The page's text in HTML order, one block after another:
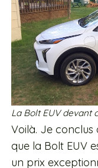
La Bolt EUV devant
Voilà. Je conclus
que la Bolt EUV
un prix